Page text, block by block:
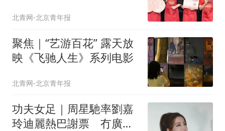
北青网-北京青年报
聚焦｜“艺游百花” 露天放
映《飞驰人生》系列电影
北青网-北京青年报
功夫女足｜周星馳率劉嘉
玲迪麗熱巴謝票 冇廣東